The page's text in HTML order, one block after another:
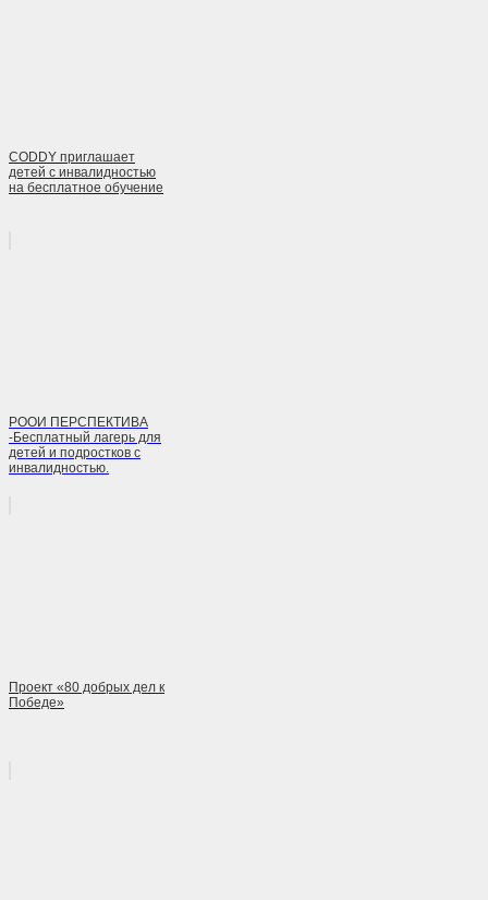
CODDY приглашает
детей с инвалидностью
на бесплатное обучение
РООИ ПЕРСПЕКТИВА
-Бесплатный лагерь для
детей и подростков с
инвалидностью.
Проект «80 добрых дел к
Победе»